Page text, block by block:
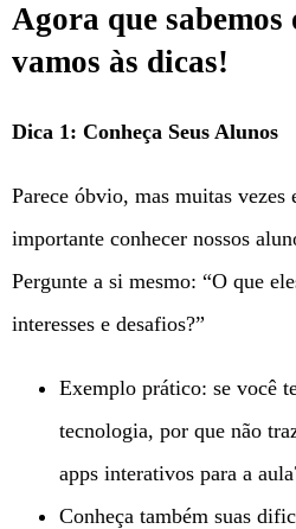
Agora que sabemos
vamos às dicas!
Dica 1: Conheça Seus Alunos
Parece óbvio, mas muitas vezes
importante conhecer nossos
Pergunte a si mesmo: “O que
interesses e desafios?”
Exemplo prático: se você
tecnologia, por que não
apps interativos para a
Conheça também suas